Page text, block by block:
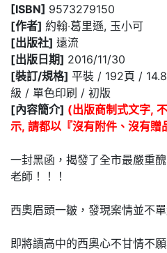
[ISBN] 9573279150
[作者]
約翰‧葛里遜, 玉小可
[出版社] 遠流
[出版日期] 2016/11/30
[裝訂/規格] 平裝 / 192頁 /
級 / 單色印刷 / 初版
[內容簡介] (出版商制式文字,
示, 請都以『沒有附件、沒有贈
一封黑函，揭發了全市最嚴重
老師！！！
西奧眉頭一皺，發現案情並不
即將讀高中的西奧心不甘情不